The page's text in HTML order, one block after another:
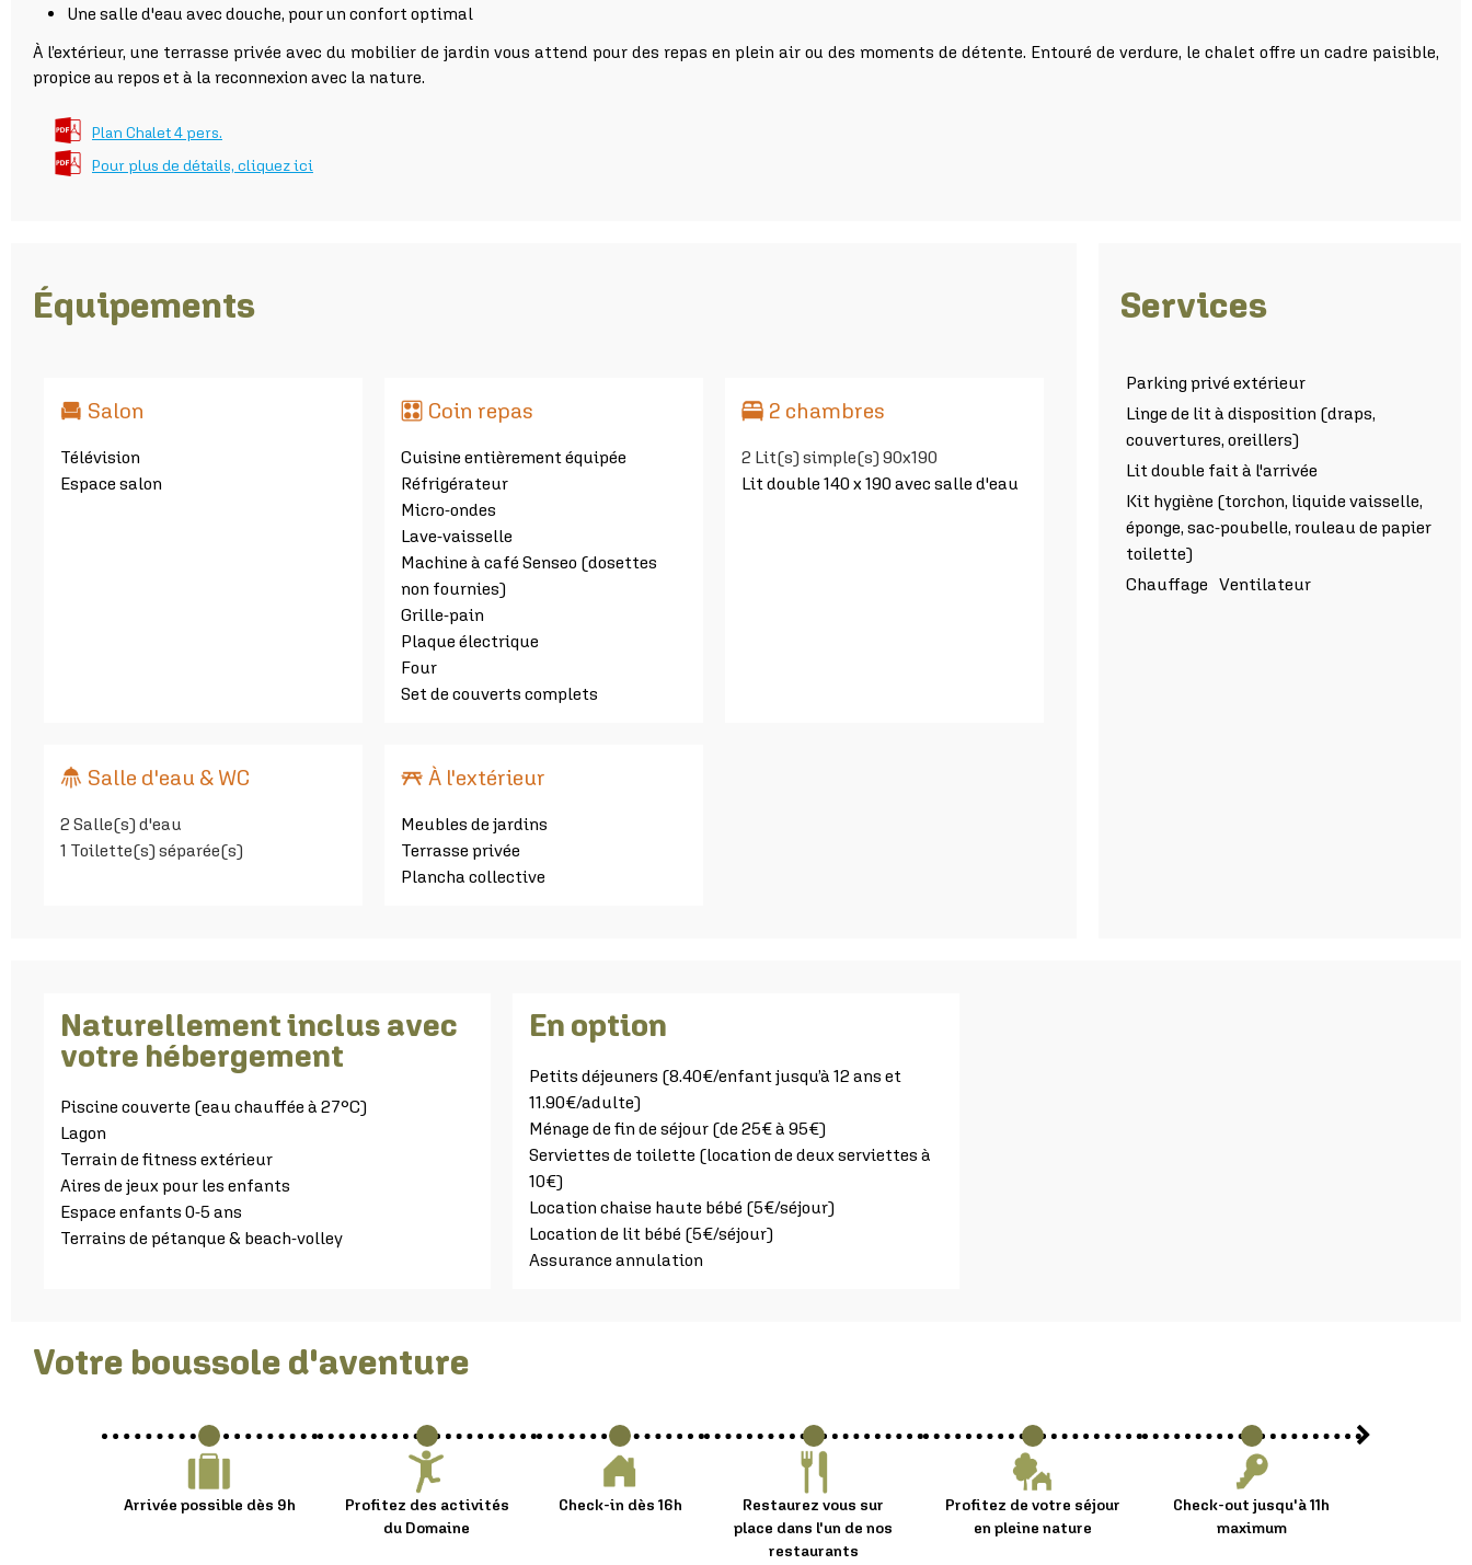
Une salle d'eau avec douche, pour un confort optimal
À l’extérieur, une terrasse privée avec du mobilier de jardin vous attend pour des repas en plein air ou des moments de détente. Entouré de verdure, le chalet offre un cadre paisible,
propice au repos et à la reconnexion avec la nature.
Plan Chalet 4 pers.
Pour plus de détails, cliquez ici
Équipements
Salon
Télévision
Espace salon
Coin repas
Cuisine entièrement équipée
Réfrigérateur
Micro-ondes
Lave-vaisselle
Machine à café Senseo (dosettes
non fournies)
Grille-pain
Plaque électrique
Four
Set de couverts complets
2 chambres
2 Lit(s) simple(s) 90x190
Lit double 140 x 190 avec salle d'eau
Salle d'eau & WC
2 Salle(s) d'eau
1 Toilette(s) séparée(s)
À l'extérieur
Meubles de jardins
Terrasse privée
Plancha collective
Services
Parking privé extérieur
Linge de lit à disposition (draps,
couvertures, oreillers)
Lit double fait à l'arrivée
Kit hygiène (torchon, liquide vaisselle,
éponge, sac-poubelle, rouleau de papier
toilette)
Chauffage
Ventilateur
Naturellement inclus avec
votre hébergement
Piscine couverte (eau chauffée à 27°C)
Lagon
Terrain de fitness extérieur
Aires de jeux pour les enfants
Espace enfants 0-5 ans
Terrains de pétanque & beach-volley
En option
Petits déjeuners (8.40€/enfant jusqu’à 12 ans et
11.90€/adulte)
Ménage de fin de séjour (de 25€ à 95€)
Serviettes de toilette (location de deux serviettes à
10€)
Location chaise haute bébé (5€/séjour)
Location de lit bébé (5€/séjour)
Assurance annulation
Votre boussole d'aventure :
Arrivée possible dès 9h
Profitez des activités
du Domaine
Check-in dès 16h
Restaurez vous sur
place dans l'un de nos
restaurants
Profitez de votre séjour
en pleine nature
Check-out jusqu'à 11h
maximum